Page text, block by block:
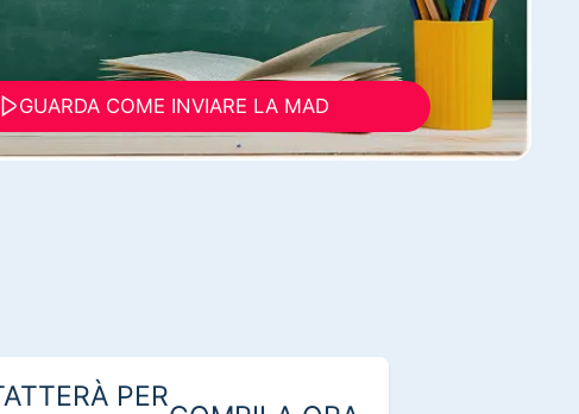
GUARDA COME INVIARE LA MAD
PER